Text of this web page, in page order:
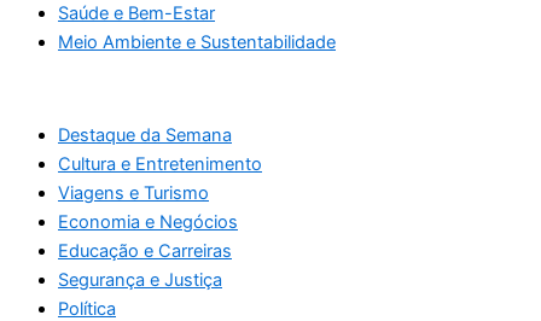
Saúde e Bem-Estar
Meio Ambiente e Sustentabilidade
Destaque da Semana
Cultura e Entretenimento
Viagens e Turismo
Economia e Negócios
Educação e Carreiras
Segurança e Justiça
Política